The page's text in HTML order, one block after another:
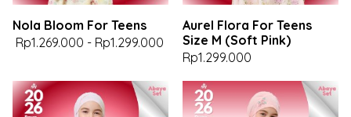
Nola Bloom For Teens
Rp1.269.000 - Rp1.299.000
Aurel Flora For Teens
Size M (Soft Pink)
Rp1.299.000